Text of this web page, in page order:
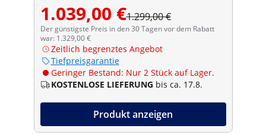
1.039,00 €1.299,00 €
Der günstigste Preis in den 30 Tagen vor dem Rabatt
war: 1.329,00 €
Zeitlich begrenztes Angebot
Tiefpreisgarantie
Geringer Bestand: Nur 2 Stück auf Lager.
KOSTENLOSE LIEFERUNG bis ca. 17.8.
Produkt anzeigen